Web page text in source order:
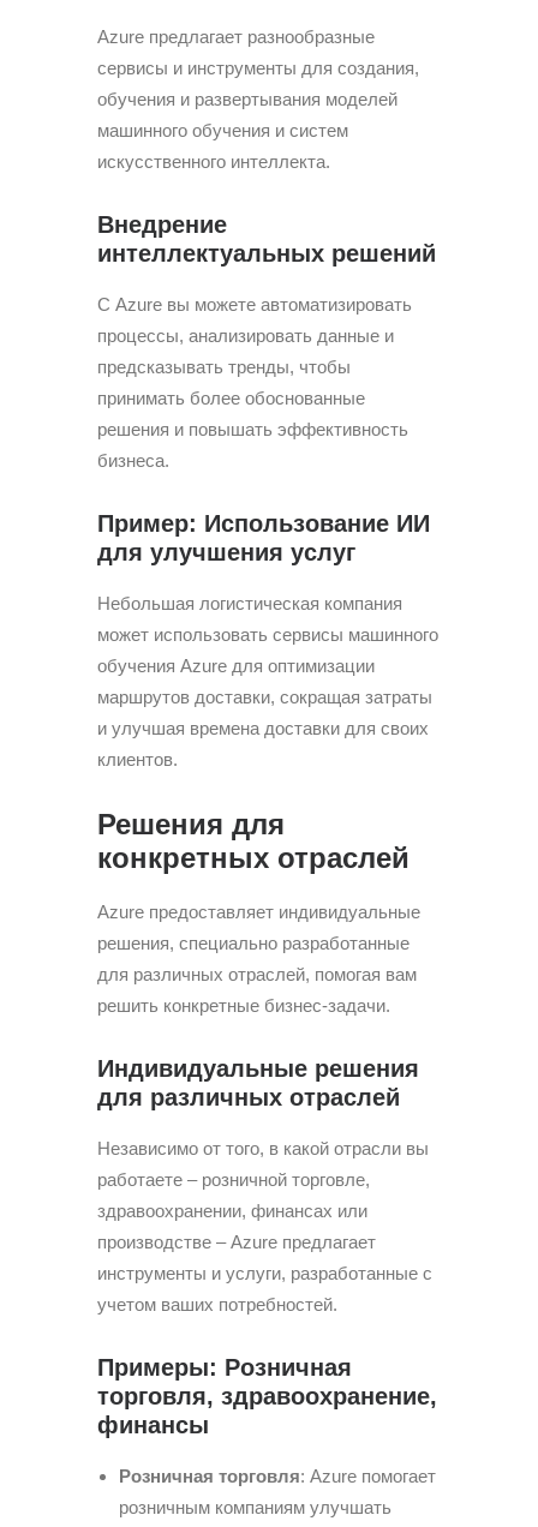
Azure предлагает разнообразные
сервисы и инструменты для создания,
обучения и развертывания моделей
машинного обучения и систем
искусственного интеллекта.
Внедрение
интеллектуальных решений
С Azure вы можете автоматизировать
процессы, анализировать данные и
предсказывать тренды, чтобы
принимать более обоснованные
решения и повышать эффективность
бизнеса.
Пример: Использование ИИ
для улучшения услуг
Небольшая логистическая компания
может использовать сервисы машинного
обучения Azure для оптимизации
маршрутов доставки, сокращая затраты
и улучшая времена доставки для своих
клиентов.
Решения для
конкретных отраслей
Azure предоставляет индивидуальные
решения, специально разработанные
для различных отраслей, помогая вам
решить конкретные бизнес-задачи.
Индивидуальные решения
для различных отраслей
Независимо от того, в какой отрасли вы
работаете – розничной торговле,
здравоохранении, финансах или
производстве – Azure предлагает
инструменты и услуги, разработанные с
учетом ваших потребностей.
Примеры: Розничная
торговля, здравоохранение,
финансы
Розничная торговля: Azure помогает
розничным компаниям улучшать